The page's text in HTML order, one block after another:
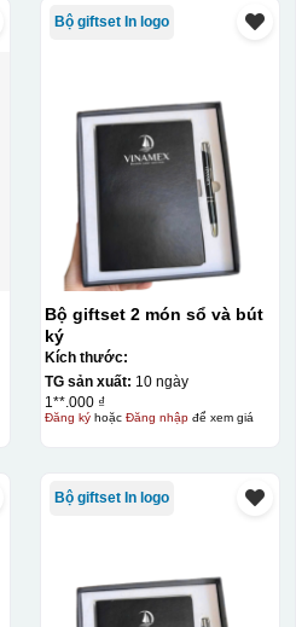
Bộ giftset In logo
Bộ giftset 2 món sổ và bút
ký
Kích thước:
TG sản xuất: 10 ngày
1**.000 ₫
Đăng kýhoặc Đăng nhậpđể xem giá
Bộ giftset In logo